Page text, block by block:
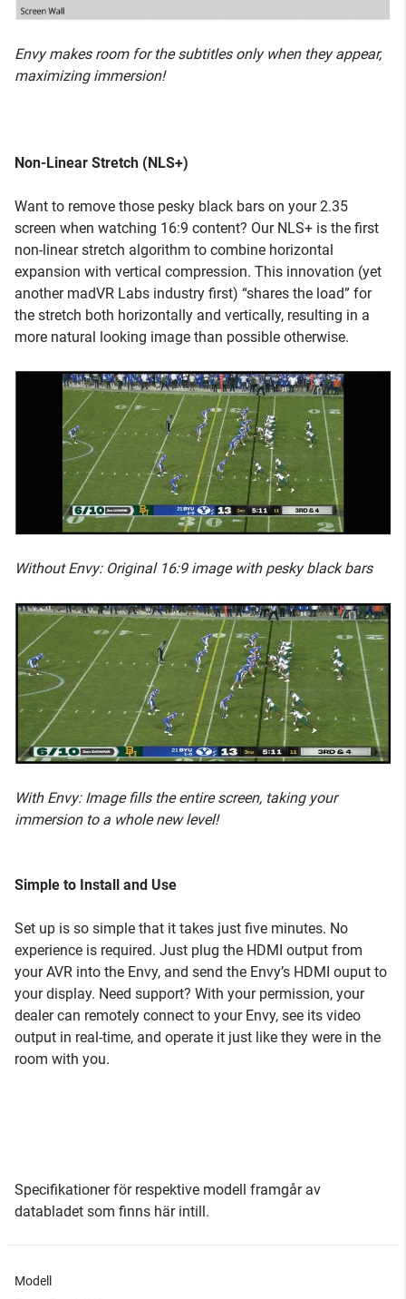
Envy makes room for the subtitles only when they appear,
maximizing immersion!
Non-Linear Stretch (NLS+)
Want to remove those pesky black bars on your 2.35
screen when watching 16:9 content? Our NLS+ is the first
non-linear stretch algorithm to combine horizontal
expansion with vertical compression. This innovation (yet
another madVR Labs industry first) “shares the load” for
the stretch both horizontally and vertically, resulting in a
more natural looking image than possible otherwise.
Without Envy: Original 16:9 image with pesky black bars
With Envy: Image fills the entire screen, taking your
immersion to a whole new level!
Simple to Install and Use
Set up is so simple that it takes just five minutes. No
experience is required. Just plug the HDMI output from
your AVR into the Envy, and send the Envy’s HDMI ouput to
your display. Need support? With your permission, your
dealer can remotely connect to your Envy, see its video
output in real-time, and operate it just like they were in the
room with you.
Specifikationer för respektive modell framgår av
databladet som finns här intill.
Modell